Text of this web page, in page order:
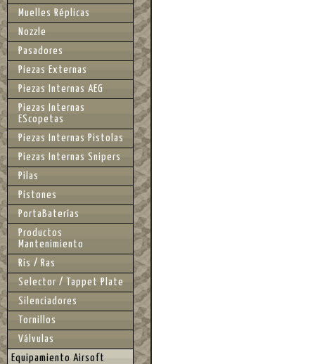
Muelles Réplicas
Nozzle
Pasadores
Piezas Externas
Piezas Internas AEG
Piezas Internas
EScopetas
Piezas Internas Pistolas
Piezas Internas Snipers
Pilas
Pistones
PortaBaterías
Productos
Mantenimiento
Ris / Ras
Selector / Tappet Plate
Silenciadores
Tornillos
Válvulas
Equipamiento Airsoft